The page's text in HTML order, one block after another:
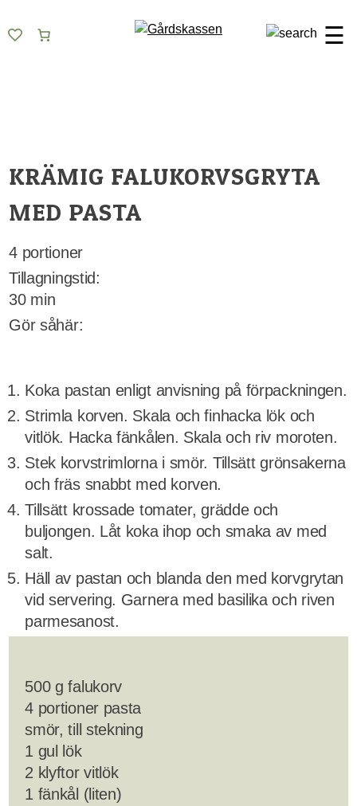
to
☰
KRÄMIG FALUKORVSGRYTA
MED PASTA
4 portioner
Tillagningstid:
30 min
Gör såhär:
Koka pastan enligt anvisning på förpackningen.
Strimla korven. Skala och finhacka lök och
vitlök. Hacka fänkålen. Skala och riv moroten.
Stek korvstrimlorna i smör. Tillsätt grönsakerna
och fräs snabbt med korven.
Tillsätt krossade tomater, grädde och
buljongen. Låt koka ihop och smaka av med
salt.
Häll av pastan och blanda den med korvgrytan
vid servering. Garnera med basilika och riven
parmesanost.
500 g falukorv
4 portioner pasta
smör, till stekning
1 gul lök
2 klyftor vitlök
1 fänkål (liten)